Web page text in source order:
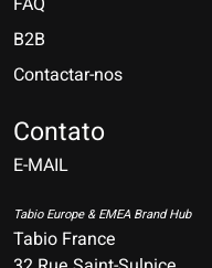
B2B
Contactar-nos
Contato
E-MAIL
Tabio Europe & EMEA Brand Hub
Tabio France